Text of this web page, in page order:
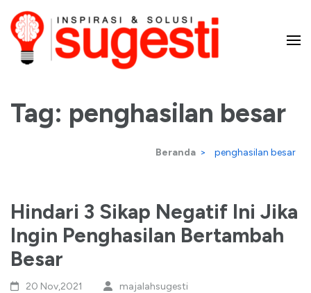
Lompat
ke
konten
Enter)
dan Solusi
Tag: penghasilan besar
Beranda > penghasilan besar
Hindari 3 Sikap Negatif Ini Jika
Ingin Penghasilan Bertambah
Besar
20 Nov,2021
majalahsugesti